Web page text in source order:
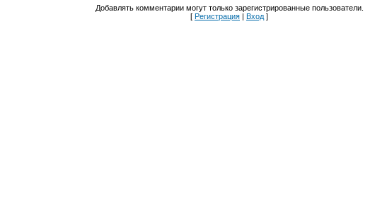
Добавлять комментарии могут только зарегистрированные пользователи.
[ Регистрация | Вход ]